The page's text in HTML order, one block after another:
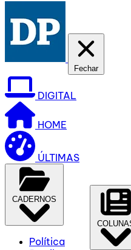
Fechar
DIGITAL
HOME
ÚLTIMAS
CADERNOS
Política